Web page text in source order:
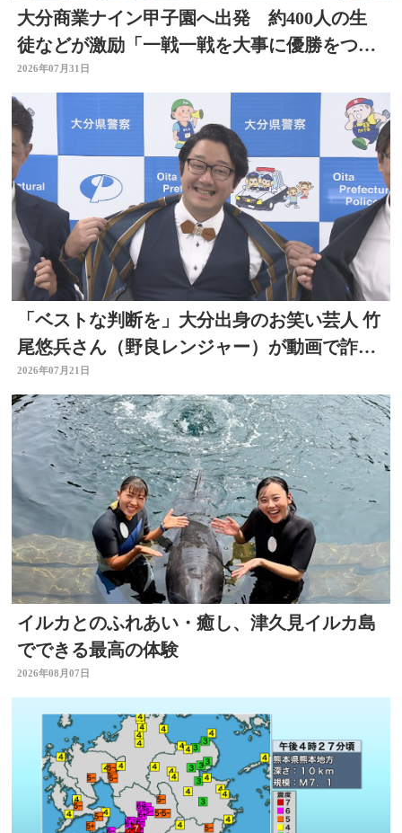
大分商業ナイン甲子園へ出発 約400人の生
徒などが激励「一戦一戦を大事に優勝をつか
み取って」
2026年07月31日
「ベストな判断を」大分出身のお笑い芸人 竹
尾悠兵さん（野良レンジャー）が動画で詐欺
被害防止呼びかけ
2026年07月21日
イルカとのふれあい・癒し、津久見イルカ島
でできる最高の体験
2026年08月07日